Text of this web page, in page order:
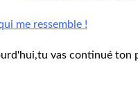
me ressemble !
vas continué ton